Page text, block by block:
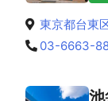
東京都台東
03-6663-